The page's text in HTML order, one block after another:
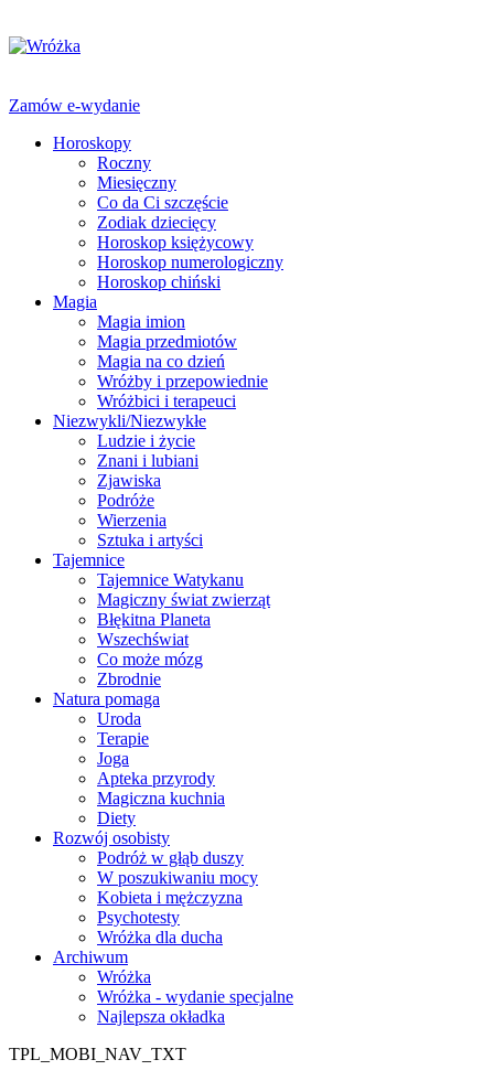
Zamów e-wydanie
Horoskopy
Roczny
Miesięczny
Co da Ci szczęście
Zodiak dziecięcy
Horoskop księżycowy
Horoskop numerologiczny
Horoskop chiński
Magia
Magia imion
Magia przedmiotów
Magia na co dzień
Wróżby i przepowiednie
Wróżbici i terapeuci
Niezwykli/Niezwykłe
Ludzie i życie
Znani i lubiani
Zjawiska
Podróże
Wierzenia
Sztuka i artyści
Tajemnice
Tajemnice Watykanu
Magiczny świat zwierząt
Błękitna Planeta
Wszechświat
Co może mózg
Zbrodnie
Natura pomaga
Uroda
Terapie
Joga
Apteka przyrody
Magiczna kuchnia
Diety
Rozwój osobisty
Podróż w głąb duszy
W poszukiwaniu mocy
Kobieta i mężczyzna
Psychotesty
Wróżka dla ducha
Archiwum
Wróżka
Wróżka - wydanie specjalne
Najlepsza okładka
TPL_MOBI_NAV_TXT